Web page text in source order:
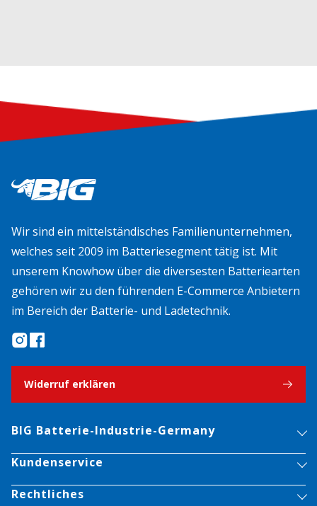
Wir sind ein mittelständisches Familienunternehmen,
welches seit 2009 im Batteriesegment tätig ist. Mit
unserem Knowhow über die diversesten Batteriearten
gehören wir zu den führenden E-Commerce Anbietern
im Bereich der Batterie- und Ladetechnik.
Widerruf erklären
BIG Batterie-Industrie-Germany
Kundenservice
Rechtliches